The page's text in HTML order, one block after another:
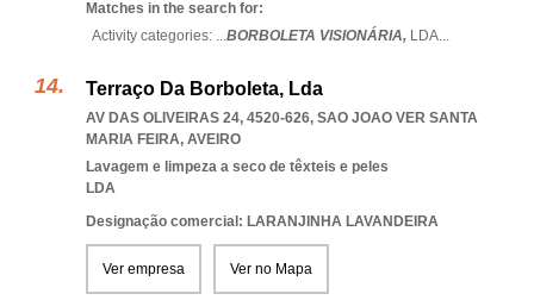
Matches in the search for:
Activity categories: ...BORBOLETA VISIONÁRIA, LDA...
Terraço Da Borboleta, Lda
AV DAS OLIVEIRAS 24, 4520-626, SAO JOAO VER SANTA
MARIA FEIRA, AVEIRO
Lavagem e limpeza a seco de têxteis e peles
LDA
Designação comercial: LARANJINHA LAVANDEIRA
Ver empresa Ver no Mapa